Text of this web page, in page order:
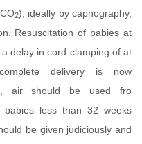
2), ideally by capnography,
Resuscitation of babies at
delay in cord clamping of at
delivery is now
air should be used fro
babies less than 32 weeks
be given judiciously and